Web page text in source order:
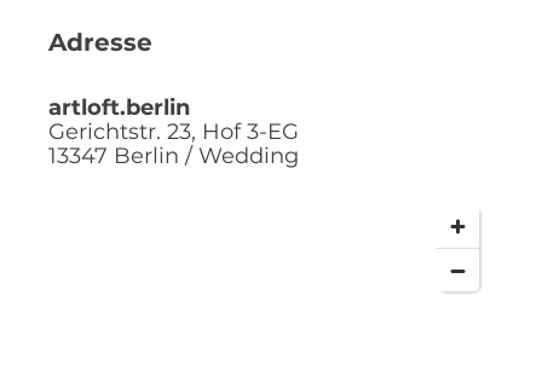
Adresse
artloft.berlin
Gerichtstr. 23, Hof 3-EG
13347 Berlin / Wedding